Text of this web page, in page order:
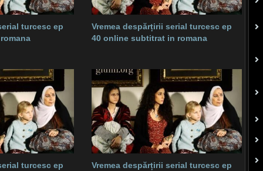
turcesc ep
Vremea despărțirii serial turcesc ep
40 online subtitrat in romana
turcesc ep
Vremea despărțirii serial turcesc ep